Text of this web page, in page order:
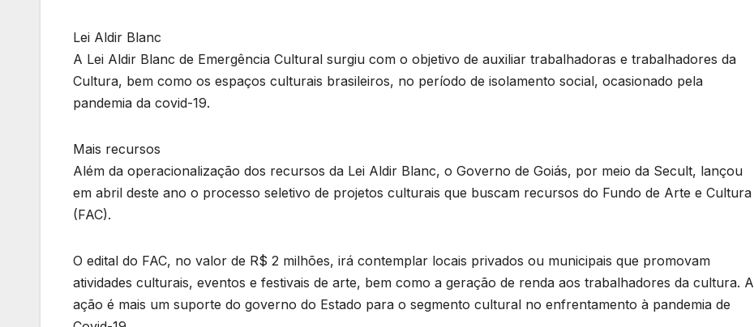
Lei Aldir Blanc
A Lei Aldir Blanc de Emergência Cultural surgiu com o objetivo de auxiliar trabalhadoras e trabalhadores da
Cultura, bem como os espaços culturais brasileiros, no período de isolamento social, ocasionado pela
pandemia da covid-19.
Mais recursos
Além da operacionalização dos recursos da Lei Aldir Blanc, o Governo de Goiás, por meio da Secult, lançou
em abril deste ano o processo seletivo de projetos culturais que buscam recursos do Fundo de Arte e Cultura
(FAC).
O edital do FAC, no valor de R$ 2 milhões, irá contemplar locais privados ou municipais que promovam
atividades culturais, eventos e festivais de arte, bem como a geração de renda aos trabalhadores da cultura. A
ação é mais um suporte do governo do Estado para o segmento cultural no enfrentamento à pandemia de